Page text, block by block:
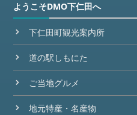
ようこそDMO下仁田へ
下仁田町観光案内所
道の駅しもにた
ご当地グルメ
地元特産・名産物